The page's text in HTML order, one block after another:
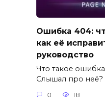
Ошибка 404:
как её
руководство
Что такое
Слышал про неё?
0 18